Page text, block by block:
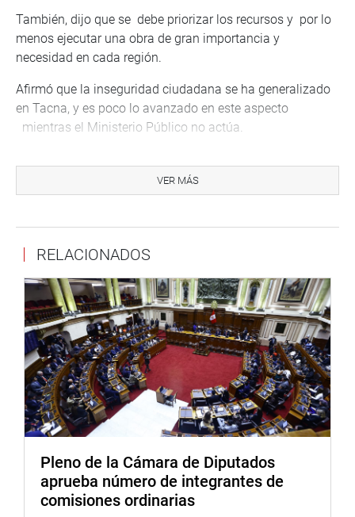
También, dijo que se debe priorizar los recursos y por lo
menos ejecutar una obra de gran importancia y
necesidad en cada región.
Afirmó que la inseguridad ciudadana se ha generalizado
en Tacna, y es poco lo avanzado en este aspecto
mientras el Ministerio Público no actúa.
palabras no hay una real lucha frontal contra la
corrupción; por el contrario ésta se ha generalizado.
Lamentablemente, podemos comprobar que la corrupción
es un tema entronizado en la administración pública y
esta se genera de arriba hacia abajo, como se ha
constatado en el tema de la ejecución del Hospital
Regional (Tacna), donde el gobernador estuvo de por
medio.(EPA)
CENTRO DE NOTICIAS
Puede encontrar más información en nuestra página web
y redes sociales.
VER MÁS
RELACIONADOS
Pleno de la Cámara de Diputados
aprueba número de integrantes de
comisiones ordinarias